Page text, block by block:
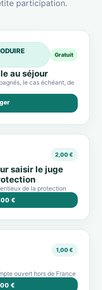
participation.
Gratuit
au séjour
le cas échéant, de
2,00 €
saisir le juge
de la protection
€
1,00 €
ouvert hors de France
€